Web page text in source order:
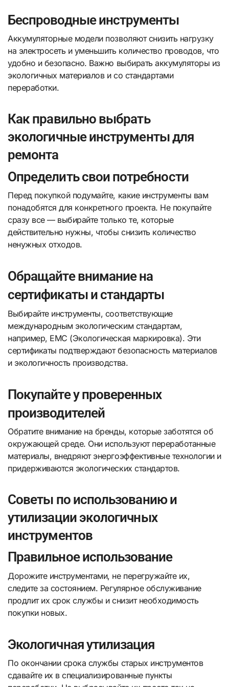
Беспроводные инструменты
Аккумуляторные модели позволяют снизить нагрузку
на электросеть и уменьшить количество проводов, что
удобно и безопасно. Важно выбирать аккумуляторы из
экологичных материалов и со стандартами
переработки.
Как правильно выбрать
экологичные инструменты для
ремонта
Определить свои потребности
Перед покупкой подумайте, какие инструменты вам
понадобятся для конкретного проекта. Не покупайте
сразу все — выбирайте только те, которые
действительно нужны, чтобы снизить количество
ненужных отходов.
Обращайте внимание на
сертификаты и стандарты
Выбирайте инструменты, соответствующие
международным экологическим стандартам,
например, ЕМС (Экологическая маркировка). Эти
сертификаты подтверждают безопасность материалов
и экологичность производства.
Покупайте у проверенных
производителей
Обратите внимание на бренды, которые заботятся об
окружающей среде. Они используют переработанные
материалы, внедряют энергоэффективные технологии и
придерживаются экологических стандартов.
Советы по использованию и
утилизации экологичных
инструментов
Правильное использование
Дорожите инструментами, не перегружайте их,
следите за состоянием. Регулярное обслуживание
продлит их срок службы и снизит необходимость
покупки новых.
Экологичная утилизация
По окончании срока службы старых инструментов
сдавайте их в специализированные пункты